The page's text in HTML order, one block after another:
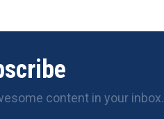
content in your inbox.